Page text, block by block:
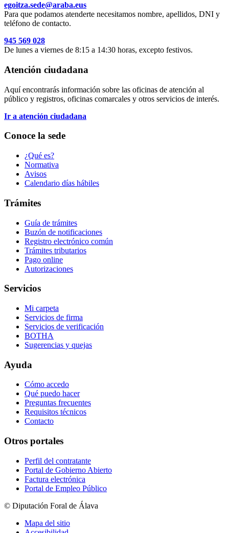
egoitza.sede@araba.eus
Para que podamos atenderte necesitamos nombre, apellidos, DNI y
teléfono de contacto.
945 569 028
De lunes a viernes de 8:15 a 14:30 horas, excepto festivos.
Atención ciudadana
Aquí encontrarás información sobre las oficinas de atención al
público y registros, oficinas comarcales y otros servicios de interés.
Ir a atención ciudadana
Conoce la sede
¿Qué es?
Normativa
Avisos
Calendario días hábiles
Trámites
Guía de trámites
Buzón de notificaciones
Registro electrónico común
Trámites tributarios
Pago online
Autorizaciones
Servicios
Mi carpeta
Servicios de firma
Servicios de verificación
BOTHA
Sugerencias y quejas
Ayuda
Cómo accedo
Qué puedo hacer
Preguntas frecuentes
Requisitos técnicos
Contacto
Otros portales
Perfil del contratante
Portal de Gobierno Abierto
Factura electrónica
Portal de Empleo Público
© Diputación Foral de Álava
Mapa del sitio